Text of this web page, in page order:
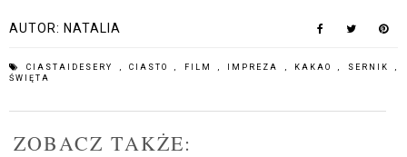
AUTOR: NATALIA
CIASTAIDESERY ,CIASTO FILM IMPREZA KAKAO SERNIK
ŚWIĘTA
ZOBACZ TAKŻE: